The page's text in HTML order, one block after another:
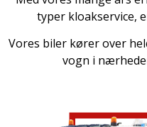
typer kloakservice,
Vores biler kører over
vogn i